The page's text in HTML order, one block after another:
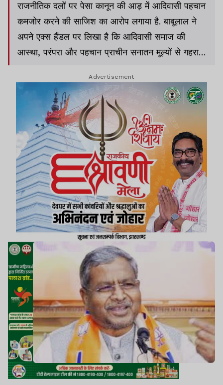
राजनीतिक दलों पर पेसा कानून की आड़ में आदिवासी पहचान
कमजोर करने की साजिश का आरोप लगाया है. बाबूलाल ने
अपने एक्स हैंडल पर लिखा है कि आदिवासी समाज की
आस्था, परंपरा और पहचान प्राचीन सनातन मूल्यों से गहराई
स्वशासन व्यवस्था और जीवन पद्धति की मजबूत नींव रही हैं.
Advertisement